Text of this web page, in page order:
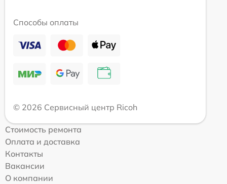
Способы оплаты
© 2026 Сервисный центр Ricoh
Стоимость ремонта
Оплата и доставка
Контакты
Вакансии
О компании